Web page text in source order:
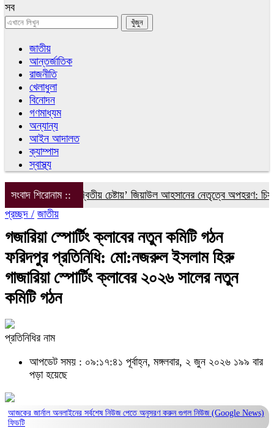
সব
জাতীয়
আন্তর্জাতিক
রাজনীতি
খেলাধুলা
বিনোদন
গণমাধ্যম
অন্যান্য
আইন আদালত
ক্যাম্পাস
স্বাস্থ্য
সংবাদ শিরোনাম ::
আলীকে ‘দ্বিতীয় চেষ্টায়’ জিয়াউল আহসানের নেতৃত্বে অপহরণ: চিফ
প্রচ্ছদ / জাতীয়
গজারিয়া স্পোর্টিং ক্লাবের নতুন কমিটি গঠন
ফরিদপুর প্রতিনিধি: মো:নজরুল ইসলাম হিরু
গাজারিয়া স্পোর্টিং ক্লাবের ২০২৬ সালের নতুন
কমিটি গঠন
প্রতিনিধির নাম
আপডেট সময় : ০৯:১৭:৪১ পূর্বাহ্ন, মঙ্গলবার, ২ জুন ২০২৬ ১৯৯ বার
পড়া হয়েছে
আজকের জার্নাল অনলাইনের সর্বশেষ নিউজ পেতে অনুসরণ করুন গুগল নিউজ (Google News)
ফিডটি